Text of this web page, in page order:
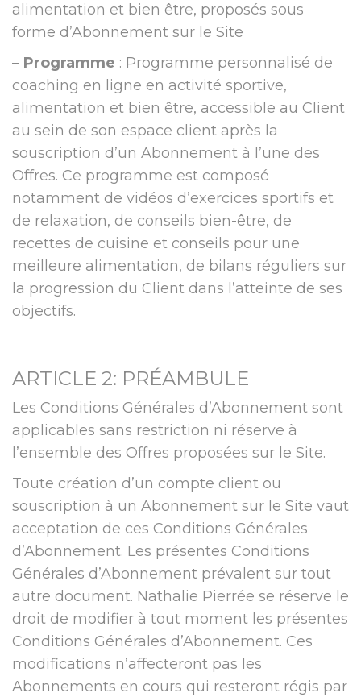
alimentation et bien être, proposés sous
forme d’Abonnement sur le Site
– Programme : Programme personnalisé de
coaching en ligne en activité sportive,
alimentation et bien être, accessible au Client
au sein de son espace client après la
souscription d’un Abonnement à l’une des
Offres. Ce programme est composé
notamment de vidéos d’exercices sportifs et
de relaxation, de conseils bien-être, de
recettes de cuisine et conseils pour une
meilleure alimentation, de bilans réguliers sur
la progression du Client dans l’atteinte de ses
objectifs.
ARTICLE 2: PRÉAMBULE
Les Conditions Générales d’Abonnement sont
applicables sans restriction ni réserve à
l’ensemble des Offres proposées sur le Site.
Toute création d’un compte client ou
souscription à un Abonnement sur le Site vaut
acceptation de ces Conditions Générales
d’Abonnement. Les présentes Conditions
Générales d’Abonnement prévalent sur tout
autre document. Nathalie Pierrée se réserve le
droit de modifier à tout moment les présentes
Conditions Générales d’Abonnement. Ces
modifications n’affecteront pas les
Abonnements en cours qui resteront régis par